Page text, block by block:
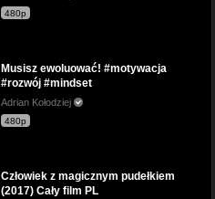
480p
Musisz ewoluować! #motywacja
#rozwój #mindset
Adrian Kołodziej
480p
Człowiek z magicznym pudełkiem
(2017) Cały film PL